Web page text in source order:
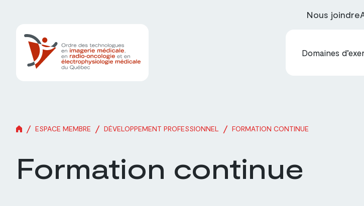
Nous joindre
Domaines
/ ESPACE MEMBRE / DÉVELOPPEMENT PROFESSIONNEL / FORMATION CONTINUE
Formation continue